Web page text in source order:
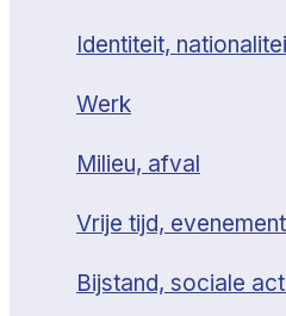
Identiteit,
Werk
Milieu, afval
Vrije tijd,
Bijstand, sociale